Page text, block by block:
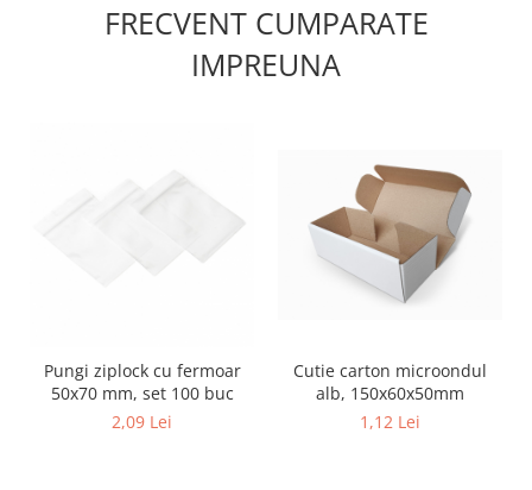
FRECVENT CUMPARATE
IMPREUNA
Pungi ziplock cu fermoar
50x70 mm, set 100 buc
2,09 Lei
Cutie carton microondul
alb, 150x60x50mm
1,12 Lei